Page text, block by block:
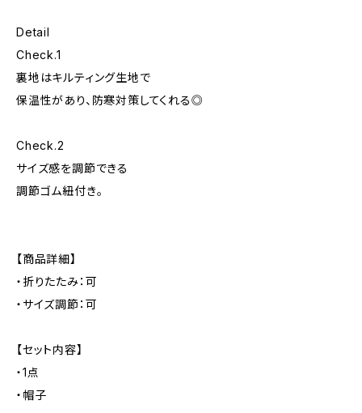
Detail
Check.1
裏地はキルティング生地で
保温性があり、防寒対策してくれる◎
Check.2
サイズ感を調節できる
調節ゴム紐付き。
【商品詳細】
・折りたたみ：可
・サイズ調節：可
【セット内容】
・1点
・帽子